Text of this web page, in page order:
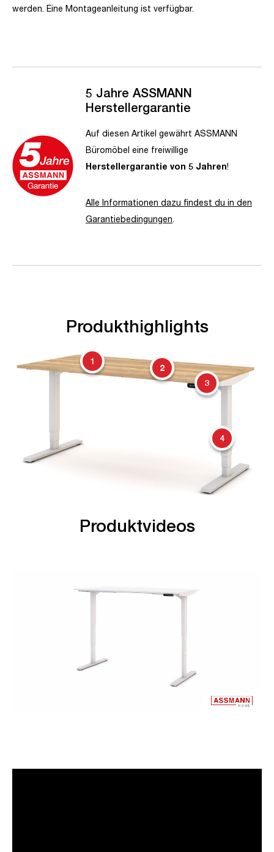
werden. Eine Montageanleitung ist verfügbar.
5 Jahre ASSMANN
Herstellergarantie
Auf diesen Artikel gewährt ASSMANN
Büromöbel eine freiwillige
Herstellergarantie von 5 Jahren!
Alle Informationen dazu findest du in den
Garantiebedingungen.
Produkthighlights
1
2
3
4
Produktvideos